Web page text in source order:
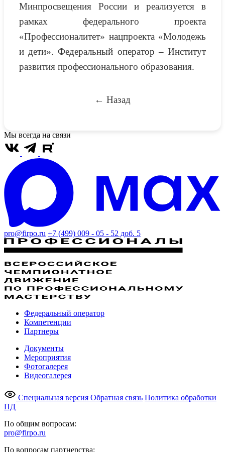
Минпросвещения России и реализуется в
рамках федерального проекта
«Профессионалитет» нацпроекта «Молодежь
и дети». Федеральный оператор – Институт
развития профессионального образования.
← Назад
Мы всегда на связи
pro@firpo.ru +7 (499) 009 - 05 - 52 доб. 5
Федеральный оператор
Компетенции
Партнеры
Документы
Мероприятия
Фотогалерея
Видеогалерея
Специальная версия Обратная связь Политика обработки
ПД
По общим вопросам:
pro@firpo.ru
По вопросам партнерства: